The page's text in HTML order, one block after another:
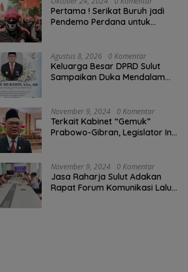
Pertama ! Serikat Buruh jadi
Pendemo Perdana untuk
Agustus 8, 2026 0 Komentar
Keluarga Besar DPRD Sulut
Sampaikan Duka Mendalam
November 9, 2024 0 Komentar
Terkait Kabinet “Gemuk”
Prabowo-Gibran, Legislator Ini
November 9, 2024 0 Komentar
Jasa Raharja Sulut Adakan
Rapat Forum Komunikasi Lalu